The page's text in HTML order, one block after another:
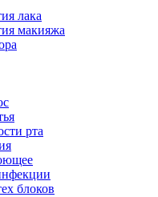
лака
макияжа
рта
блоков